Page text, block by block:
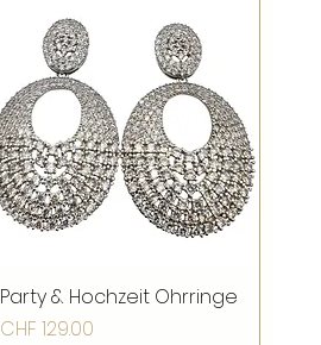
Schnellansicht
Party & Hochzeit Ohrringe
Preis
CHF 129.00